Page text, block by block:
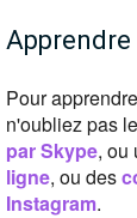
Pour
n'oubliez pas
par Skype, ou
ligne, ou des
Instagram.